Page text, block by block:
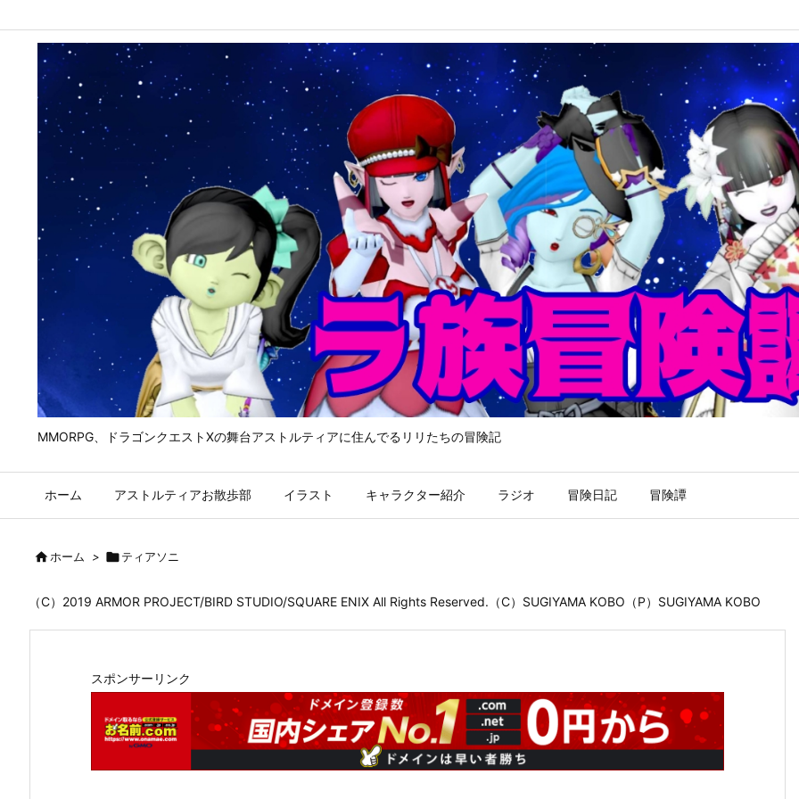
MMORPG、ドラゴンクエストⅩの舞台アストルティアに住んでるリリたちの冒険記
ホーム アストルティアお散歩部 イラスト キャラクター紹介 ラジオ 冒険日記 冒険譚
ホーム > ティアソニ
（C）2019 ARMOR PROJECT/BIRD STUDIO/SQUARE ENIX All Rights Reserved.（C）SUGIYAMA KOBO（P）SUGIYAMA KOBO
スポンサーリンク